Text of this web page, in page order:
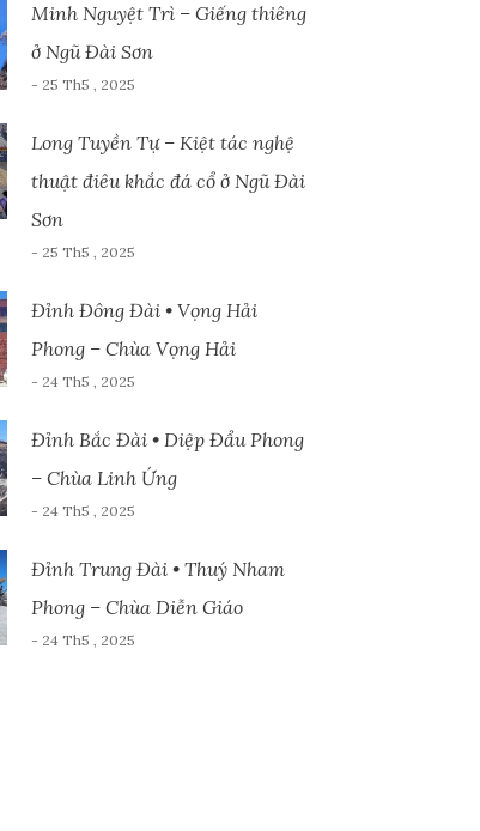
Minh Nguyệt Trì – Giếng thiêng
ở Ngũ Đài Sơn
- 25 Th5 , 2025
Long Tuyền Tự – Kiệt tác nghệ
thuật điêu khắc đá cổ ở Ngũ Đài
Sơn
- 25 Th5 , 2025
Đỉnh Đông Đài • Vọng Hải
Phong – Chùa Vọng Hải
- 24 Th5 , 2025
Đỉnh Bắc Đài • Diệp Đẩu Phong
– Chùa Linh Ứng
- 24 Th5 , 2025
Đỉnh Trung Đài • Thuý Nham
Phong – Chùa Diễn Giáo
- 24 Th5 , 2025